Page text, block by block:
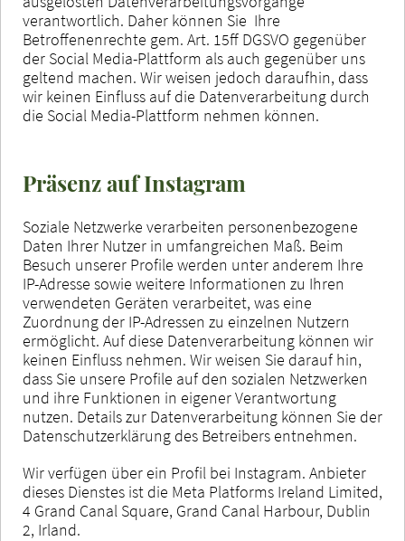
verantwortlich. Daher können Sie Ihre
Betroffenenrechte gem. Art. 15ff DGSVO gegenüber
der Social Media-Plattform als auch gegenüber uns
geltend machen. Wir weisen jedoch daraufhin, dass
wir keinen Einfluss auf die Datenverarbeitung durch
die Social Media-Plattform nehmen können.
Präsenz auf Instagram
Soziale Netzwerke verarbeiten personenbezogene
Daten Ihrer Nutzer in umfangreichen Maß. Beim
Besuch unserer Profile werden unter anderem Ihre
IP-Adresse sowie weitere Informationen zu Ihren
verwendeten Geräten verarbeitet, was eine
Zuordnung der IP-Adressen zu einzelnen Nutzern
ermöglicht. Auf diese Datenverarbeitung können wir
keinen Einfluss nehmen. Wir weisen Sie darauf hin,
dass Sie unsere Profile auf den sozialen Netzwerken
und ihre Funktionen in eigener Verantwortung
nutzen. Details zur Datenverarbeitung können Sie der
Datenschutzerklärung des Betreibers entnehmen.
Wir verfügen über ein Profil bei Instagram. Anbieter
dieses Dienstes ist die Meta Platforms Ireland Limited,
4 Grand Canal Square, Grand Canal Harbour, Dublin
2, Irland.